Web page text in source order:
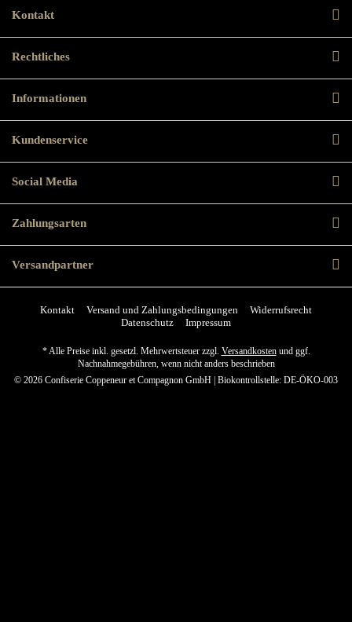
Kontakt
Rechtliches
Informationen
Kundenservice
Social Media
Zahlungsarten
Versandpartner
Kontakt Versand und Zahlungsbedingungen
Widerrufsrecht
Datenschutz
Impressum
* Alle Preise inkl. gesetzl. Mehrwertsteuer zzgl. Versandkostenund ggf.
Nachnahmegebühren, wenn nicht anders beschrieben
© 2026 Confiserie Coppeneur et Compagnon GmbH | Biokontrollstelle: DE-ÖKO-003